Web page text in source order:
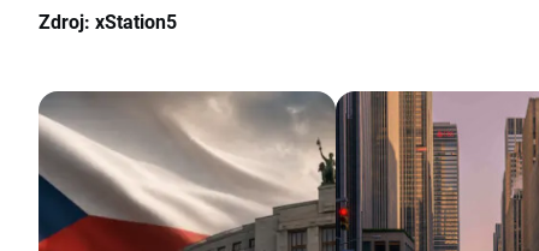
Zdroj: xStation5